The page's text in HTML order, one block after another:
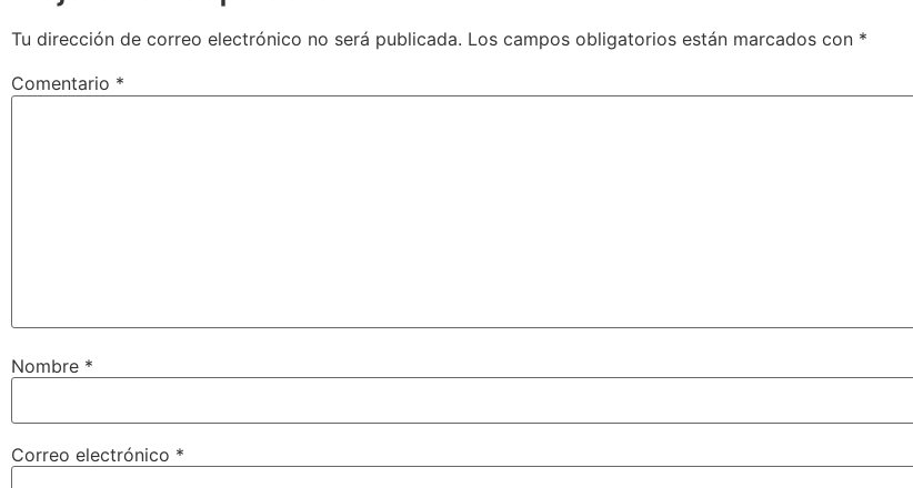
Tu dirección de correo electrónico no será publicada. Los campos obligatorios están marcados con *
Comentario *
Nombre *
Correo electrónico *